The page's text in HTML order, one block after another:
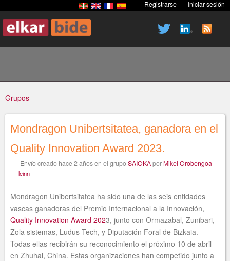
Pasar
al
contenido
principal
Registrarse Iniciar sesión
Usted
está
aquí
Grupos
Mondragon Unibertsitatea, ganadora en el
Quality Innovation Award 2023.
Envíocreado hace 2 añosen el grupoSAIOKApor Mikel Orobengoa
leinn
Mondragon Unibertsitatea ha sido una de las seis entidades
vascas ganadoras del Premio Internacional a la Innovación,
Quality Innovation Award 2023, junto con Ormazabal, Zunibari,
Zola sistemas, Ludus Tech, y Diputación Foral de Bizkaia.
Todas ellas recibirán su reconocimiento el próximo 10 de abril
en Zhuhai, China. Estas organizaciones han competido junto a